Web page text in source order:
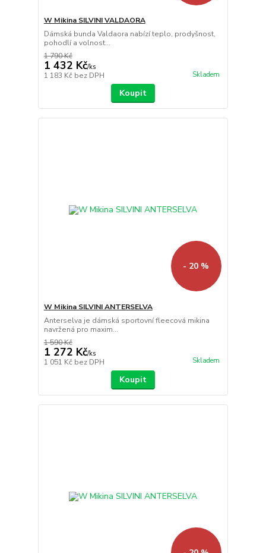
W Mikina SILVINI VALDAORA
Dámská bunda Valdaora nabízí teplo, prodyšnost,
pohodlí a volnost...
1 790 Kč
1 432 Kč/ks
1 183 Kč bez DPH Skladem
Koupit
- 20 %
W Mikina SILVINI ANTERSELVA
Anterselva je dámská sportovní fleecová mikina
navržená pro maxim...
1 590 Kč
1 272 Kč/ks
1 051 Kč bez DPH Skladem
Koupit